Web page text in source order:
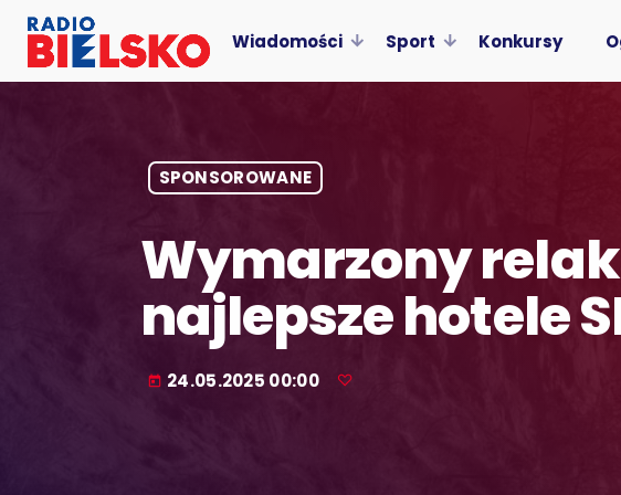
Wiadomości Sport Konkursy
SPONSOROWANE
Wymarzony
najlepsze hotele
today 24.05.2025 00:00